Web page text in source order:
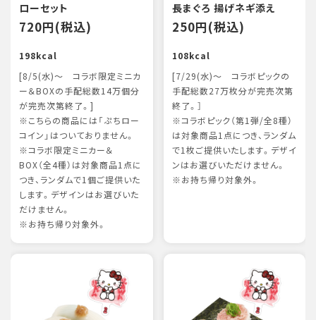
ローセット
720円(税込)
198kcal
[8/5(水)～ コラボ限定ミニカ
ー＆BOXの手配総数14万個分
が完売次第終了。]
※こちらの商品には「ぷちロー
コイン」はついておりません。
※コラボ限定ミニカー＆
BOX（全4種）は対象商品1点に
つき、ランダムで1個ご提供いた
します。デザインはお選びいた
だけません。
※お持ち帰り対象外。
長まぐろ 揚げネギ添え
250円(税込)
108kcal
[7/29(水)～ コラボピックの
手配総数27万枚分が完売次第
終了。］
※コラボピック（第1弾/全8種）
は対象商品1点につき、ランダム
で1枚ご提供いたします。デザイ
ンはお選びいただけません。
※お持ち帰り対象外。